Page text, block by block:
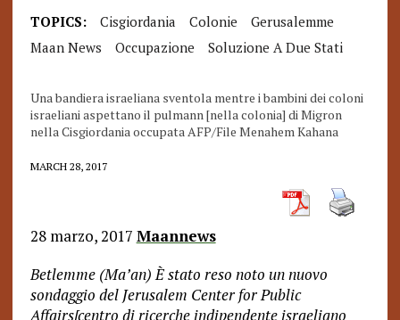
TOPICS: Cisgiordania Colonie
Gerusalemme
Maan News
Occupazione Soluzione A Due Stati
Una bandiera israeliana sventola mentre i bambini dei coloni
israeliani aspettano il pulmann [nella colonia] di Migron
nella Cisgiordania occupata AFP/File Menahem Kahana
MARCH 28, 2017
28 marzo, 2017 Maannews
Betlemme (Ma’an)Èstato reso noto un nuovo
sondaggio del Jerusalem Center for Public
Affairs[centro di ricerche indipendente israeliano